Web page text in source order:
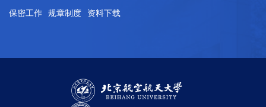
保密工作 规章制度 资料下载